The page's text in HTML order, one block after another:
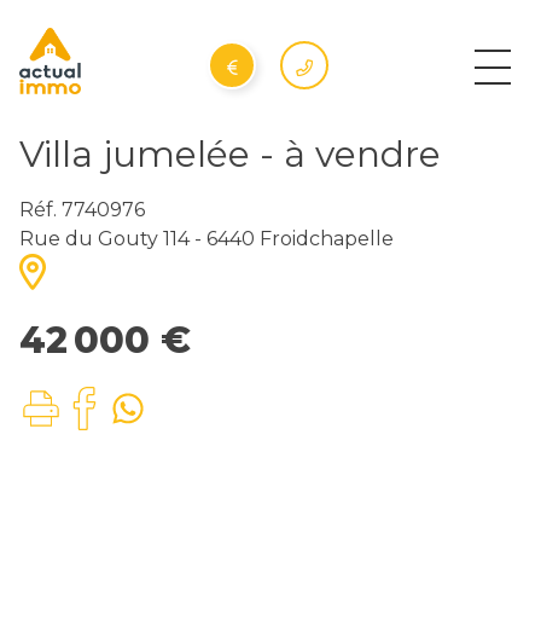
Villa jumelée - à vendre
Réf. 7740976
Rue du Gouty 114 - 6440 Froidchapelle
42 000 €